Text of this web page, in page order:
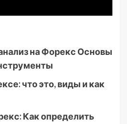
на Форекс Основы
что это, виды и как
Как определить